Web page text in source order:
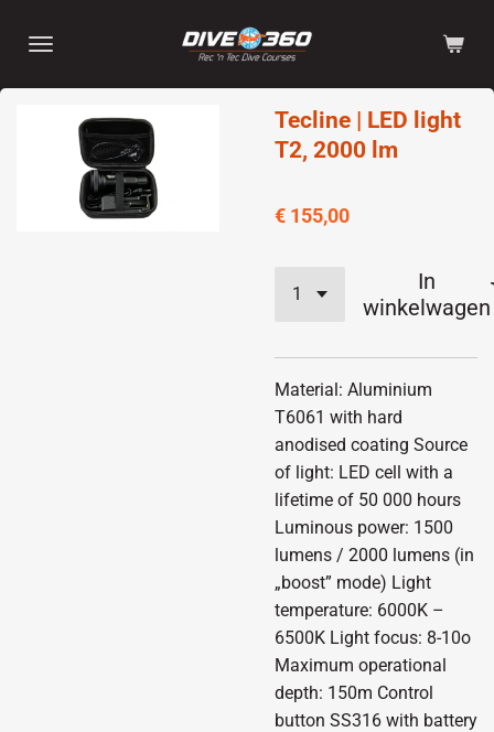
direct
hoofdinhoud
Tecline | LED light
T2, 2000 lm
€ 155,00
In
winkelwagen
Material: Aluminium
T6061 with hard
anodised coating Source
of light: LED cell with a
lifetime of 50 000 hours
Luminous power: 1500
lumens / 2000 lumens (in
„boost” mode) Light
temperature: 6000K –
6500K Light focus: 8-10o
Maximum operational
depth: 150m Control
button SS316 with battery